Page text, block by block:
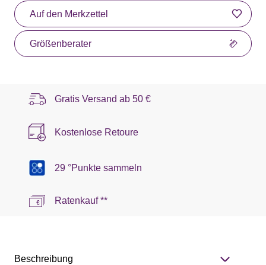
Auf den Merkzettel
Größenberater
Gratis Versand ab 50 €
Kostenlose Retoure
29 °Punkte sammeln
Ratenkauf **
Beschreibung